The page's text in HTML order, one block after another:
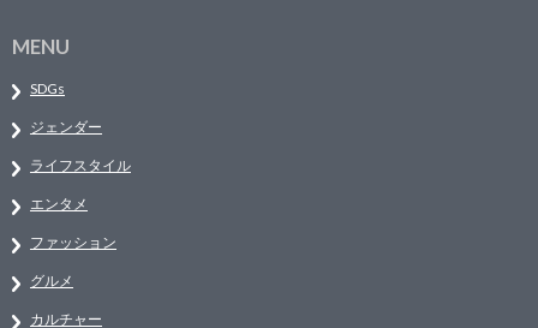
MENU
SDGs
ジェンダー
ライフスタイル
エンタメ
ファッション
グルメ
カルチャー